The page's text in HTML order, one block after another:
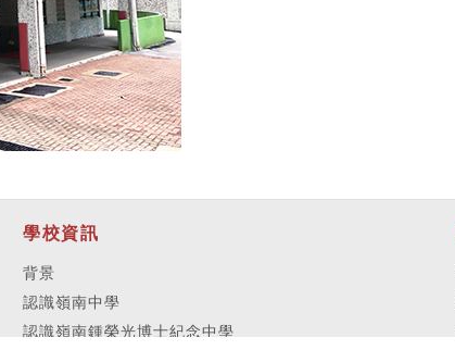
學校資訊
背景
認識嶺南中學
認識嶺南鍾榮光博士紀念中學